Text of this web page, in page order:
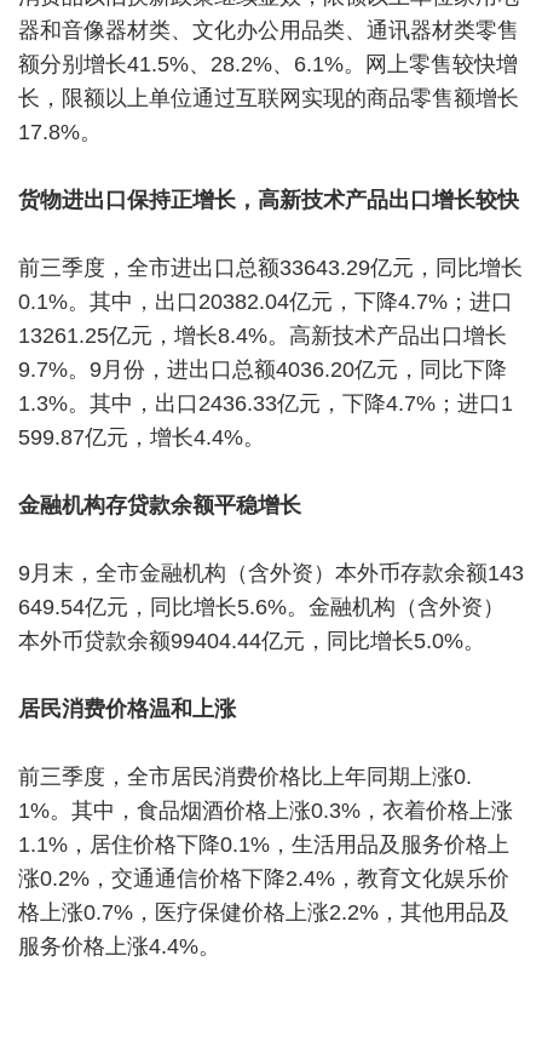
器和音像器材类、文化办公用品类、通讯器材类零售
额分别增长41.5%、28.2%、6.1%。网上零售较快增
长，限额以上单位通过互联网实现的商品零售额增长
17.8%。
货物进出口保持正增长，高新技术产品出口增长较快
前三季度，全市进出口总额33643.29亿元，同比增长
0.1%。其中，出口20382.04亿元，下降4.7%；进口
13261.25亿元，增长8.4%。高新技术产品出口增长
9.7%。9月份，进出口总额4036.20亿元，同比下降
1.3%。其中，出口2436.33亿元，下降4.7%；进口1
599.87亿元，增长4.4%。
金融机构存贷款余额平稳增长
9月末，全市金融机构（含外资）本外币存款余额143
649.54亿元，同比增长5.6%。金融机构（含外资）
本外币贷款余额99404.44亿元，同比增长5.0%。
居民消费价格温和上涨
前三季度，全市居民消费价格比上年同期上涨0.
1%。其中，食品烟酒价格上涨0.3%，衣着价格上涨
1.1%，居住价格下降0.1%，生活用品及服务价格上
涨0.2%，交通通信价格下降2.4%，教育文化娱乐价
格上涨0.7%，医疗保健价格上涨2.2%，其他用品及
服务价格上涨4.4%。